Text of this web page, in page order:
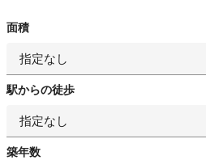
面積
指定なし
駅からの徒歩
指定なし
築年数